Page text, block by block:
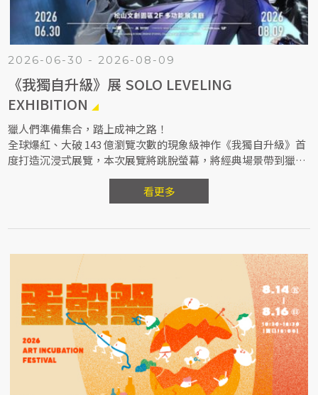
2026-06-30 - 2026-08-09
《我獨自升級》展 SOLO LEVELING
EXHIBITION
獵人們準備集合，踏上成神之路！
全球爆紅、大破 143 億瀏覽次數的現象級神作《我獨自升級》首
度打造沉浸式展覽，本次展覽將跳脫螢幕，將經典場景帶到獵人
眼前，邀請粉絲在今年夏天追隨主角「成振宇」以人類最弱兵器
為修煉起點，踏上成神之路，展開個人專屬的冒險旅程。
看更多